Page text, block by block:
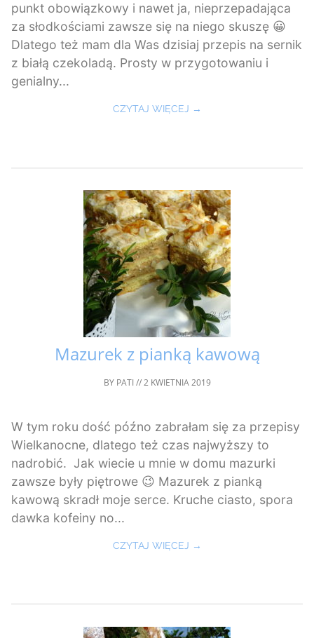
punkt obowiązkowy i nawet ja, nieprzepadająca
za słodkościami zawsze się na niego skuszę 😀
Dlatego też mam dla Was dzisiaj przepis na sernik
z białą czekoladą. Prosty w przygotowaniu i
genialny...
CZYTAJ WIĘCEJ →
Mazurek z pianką kawową
BY PATI //2 KWIETNIA 2019
W tym roku dość późno zabrałam się za przepisy
Wielkanocne, dlatego też czas najwyższy to
nadrobić. Jak wiecie u mnie w domu mazurki
zawsze były piętrowe 😉 Mazurek z pianką
kawową skradł moje serce. Kruche ciasto, spora
dawka kofeiny no...
CZYTAJ WIĘCEJ →